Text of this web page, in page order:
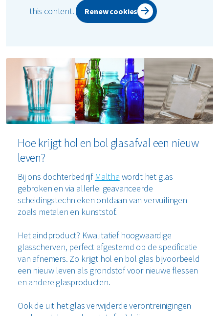
this content.
Renew cookies
Hoe krijgt hol en bol glasafval een nieuw
leven?
Bij ons dochterbedrijf Maltha wordt het glas
gebroken en via allerlei geavanceerde
scheidingstechnieken ontdaan van vervuilingen
zoals metalen en kunststof.
Het eindproduct? Kwalitatief hoogwaardige
glasscherven, perfect afgestemd op de specificatie
van afnemers. Zo krijgt hol en bol glas bijvoorbeeld
een nieuw leven als grondstof voor nieuwe flessen
en andere glasproducten.
Ook de uit het glas verwijderde verontreinigingen